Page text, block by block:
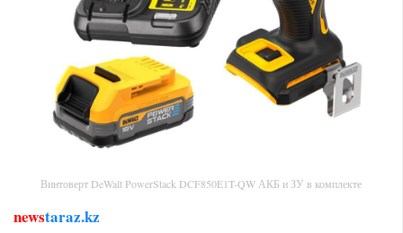
Винтоверт DeWalt PowerStack DCF850E1T-QW АКБ и ЗУ в комплекте
newstaraz.kz